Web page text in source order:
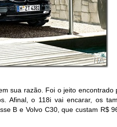
sua razão. Foi o jeito encontrado
Afinal, o 118i vai encarar, os
B e Volvo C30, que custam R$